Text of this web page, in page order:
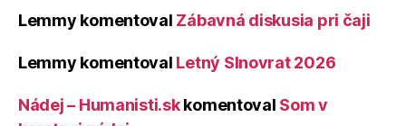
Lemmy komentoval Zábavná diskusia pri čaji
Lemmy komentoval Letný Slnovrat 2026
Nádej – Humanisti.skkomentoval Som v